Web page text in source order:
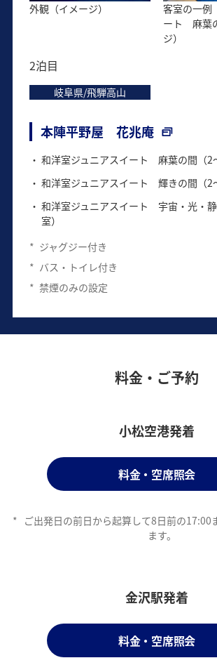
2泊目
岐阜県/飛騨高山
本陣平野屋 花兆庵
和洋室ジュニアスイート 麻葉の間（2
和洋室ジュニアスイート 輝きの間（2
和洋室ジュニアスイート 宇宙・光・
室）
* ジャグジー付き
* バス・トイレ付き
* 禁煙のみの設定
外観（イメージ）
客室の一
ート 麻葉
ジ）
料金・ご予約
小松空港発着
料金・空席照会
* ご出発日の前日から起算して8日前の17:00
ます。
金沢駅発着
料金・空席照会